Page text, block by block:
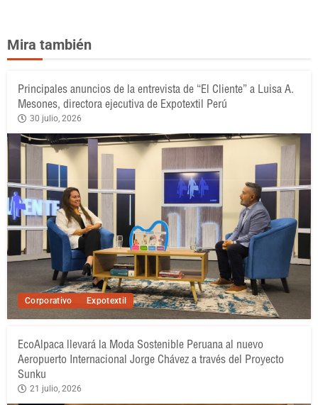
Mira también
Corporativo Expotextil
Principales anuncios de la entrevista de “El Cliente” a Luisa A.
Mesones, directora ejecutiva de Expotextil Perú
30 julio, 2026
EcoAlpaca llevará la Moda Sostenible Peruana al nuevo
Aeropuerto Internacional Jorge Chávez a través del Proyecto
Sunku
21 julio, 2026